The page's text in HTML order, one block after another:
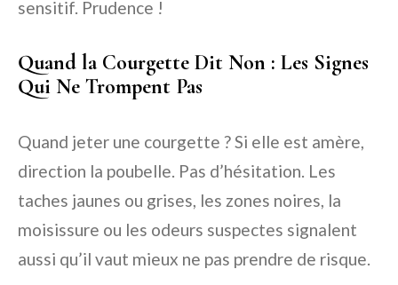
sensitif. Prudence !
Quand la Courgette Dit Non : Les Signes
Qui Ne Trompent Pas
Quand jeter une courgette ? Si elle est amère,
direction la poubelle. Pas d’hésitation. Les
taches jaunes ou grises, les zones noires, la
moisissure ou les odeurs suspectes signalent
aussi qu’il vaut mieux ne pas prendre de risque.